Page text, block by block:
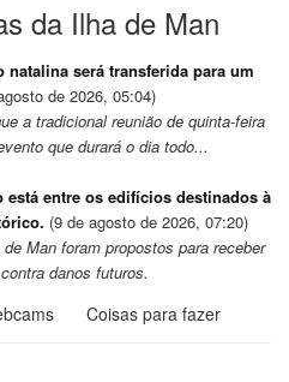
da Ilha de Man
será transferida para um
de 2026, 05:04)
a tradicional reunião de quinta-feira
que durará o dia todo...
entre os edifícios destinados à
(9 de agosto de 2026, 07:20)
Man foram propostos para receber
danos futuros.
Coisas para fazer